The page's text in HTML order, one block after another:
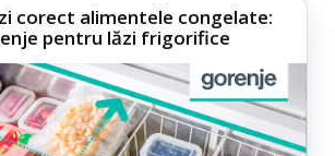
corect alimentele congelate:
pentru lăzi frigorifice